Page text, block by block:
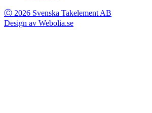
Ⓒ 2026 Svenska Takelement AB
Design av Webolia.se